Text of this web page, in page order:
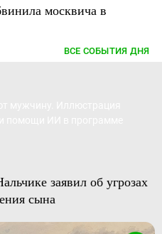
москвича в
ВСЕ СОБЫТИЯ ДНЯ
заявил об угрозах
сына